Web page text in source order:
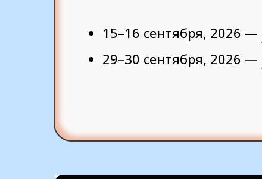
15–16 сентября, 2026 —
29–30 сентября, 2026 —